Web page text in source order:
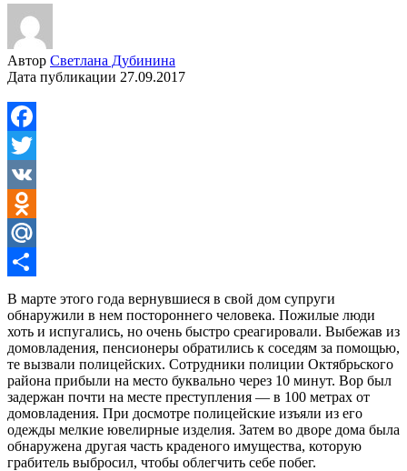
Автор Светлана Дубинина
Дата публикации 27.09.2017
Facebook
Twitter
VK
Odnoklassniki
Mail.Ru
Отправить
В марте этого года вернувшиеся в свой дом супруги
обнаружили в нем постороннего человека. Пожилые люди
хоть и испугались, но очень быстро среагировали. Выбежав из
домовладения, пенсионеры обратились к соседям за помощью,
те вызвали полицейских. Сотрудники полиции Октябрьского
района прибыли на место буквально через 10 минут. Вор был
задержан почти на месте преступления — в 100 метрах от
домовладения. При досмотре полицейские изъяли из его
одежды мелкие ювелирные изделия. Затем во дворе дома была
обнаружена другая часть краденого имущества, которую
грабитель выбросил, чтобы облегчить себе побег.